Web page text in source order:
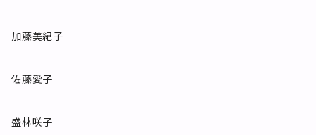
カップ&ソーサー
ポット
お皿
加藤美紀子
佐藤愛子
盛林咲子